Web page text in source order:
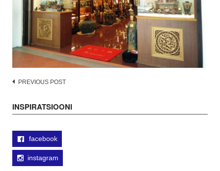
Post
PREVIOUS POST
INSPIRATSIOONI
facebook
instagram